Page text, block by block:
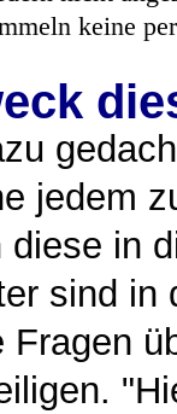
keine
jedem
diese in
sind in
Fragen